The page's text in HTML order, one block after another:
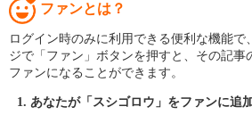
ファンとは？
ログイン時のみに利用できる便利な機能で
ジで「ファン」ボタンを押すと、その記事
ファンになることができます。
あなたが「スシゴロウ」をファンに追